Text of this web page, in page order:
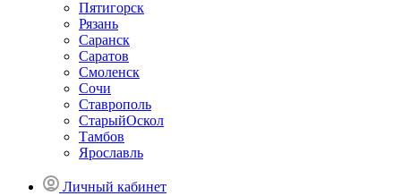
Пятигорск
Рязань
Саранск
Саратов
Смоленск
Сочи
Ставрополь
СтарыйОскол
Тамбов
Ярославль
Личный кабинет